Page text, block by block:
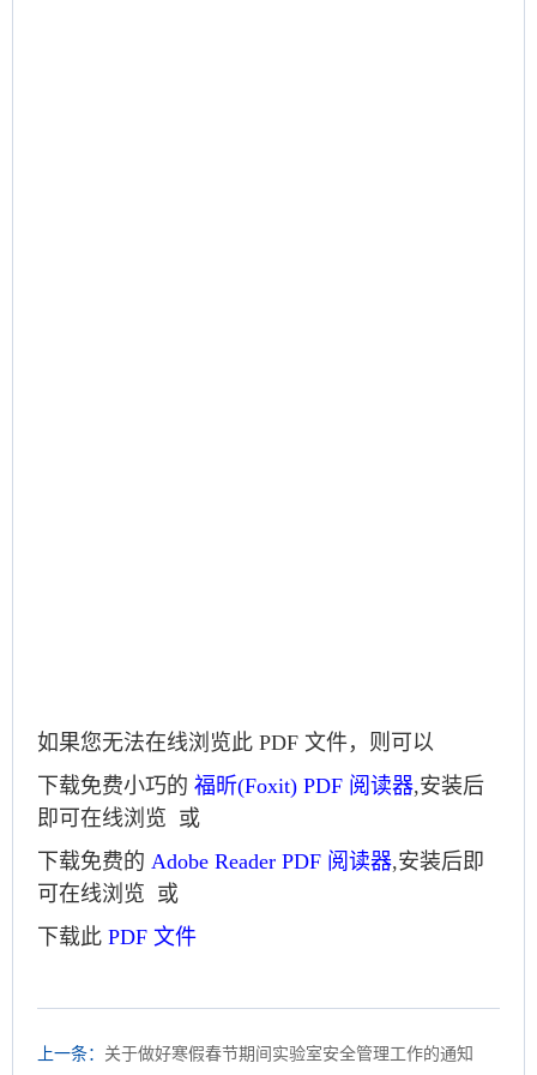
如果您无法在线浏览此 PDF 文件，则可以
下载免费小巧的 福昕(Foxit) PDF 阅读器,安装后
即可在线浏览 或
下载免费的 Adobe Reader PDF 阅读器,安装后即
可在线浏览 或
下载此 PDF 文件
上一条： 关于做好寒假春节期间实验室安全管理工作的通知